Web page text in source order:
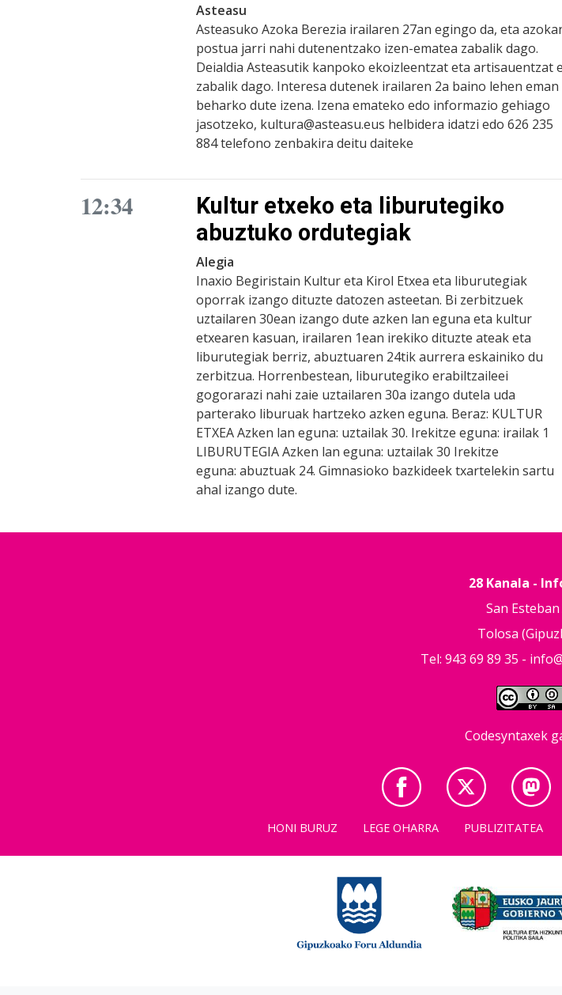
Asteasu
Asteasuko Azoka Berezia irailaren 27an egingo da, eta
postua jarri nahi dutenentzako izen-ematea zabalik dago.
Deialdia Asteasutik kanpoko ekoizleentzat eta artisauentzat
zabalik dago. Interesa dutenek irailaren 2a baino lehen eman
beharko dute izena. Izena emateko edo informazio gehiago
jasotzeko, kultura@asteasu.eus helbidera idatzi edo 626 235
884 telefono zenbakira deitu daiteke
12:34
Kultur etxeko eta liburutegiko
abuztuko ordutegiak
Alegia
Inaxio Begiristain Kultur eta Kirol Etxea eta liburutegiak
oporrak izango dituzte datozen asteetan. Bi zerbitzuek
uztailaren 30ean izango dute azken lan eguna eta kultur
etxearen kasuan, irailaren 1ean irekiko dituzte ateak eta
liburutegiak berriz, abuztuaren 24tik aurrera eskainiko du
zerbitzua. Horrenbestean, liburutegiko erabiltzaileei
gogorarazi nahi zaie uztailaren 30a izango dutela uda
parterako liburuak hartzeko azken eguna. Beraz: KULTUR
ETXEA Azken lan eguna: uztailak 30. Irekitze eguna: irailak 1
LIBURUTEGIA Azken lan eguna: uztailak 30 Irekitze
eguna: abuztuak 24. Gimnasioko bazkideek txartelekin sartu
ahal izango dute.
28 Kanala -
San Esteban
Tolosa
Tel: 943 69 89 35 -
Codesyntaxek
HONI BURUZ LEGE OHARRA PUBLIZITATEA